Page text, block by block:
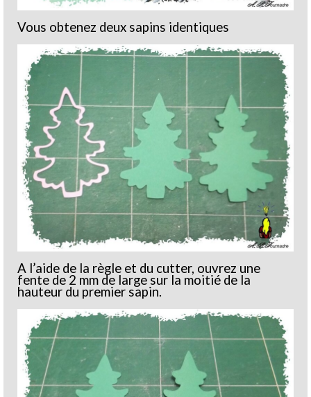
Vous obtenez deux sapins identiques
A l’aide de la règle et du cutter, ouvrez une
fente de 2 mm de large sur la moitié de la
hauteur du premier sapin.